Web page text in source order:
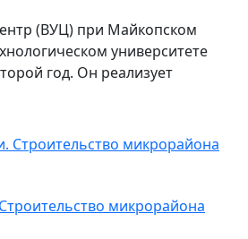
(ВУЦ) при Майкопском
университете
год. Он реализует
микрорайона